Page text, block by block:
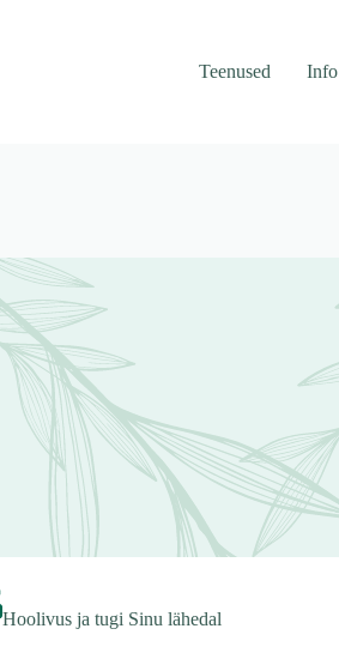
Teenused Info
Hoolivus ja tugi Sinu lähedal